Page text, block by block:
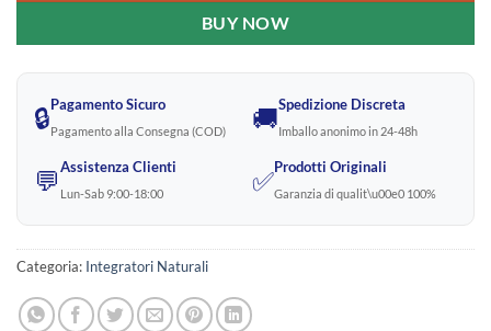
BUY NOW
🔒Pagamento Sicuro
Pagamento alla Consegna (COD) 🚚Spedizione Discreta
Imballo anonimo in 24-48h
💬Assistenza Clienti
Lun-Sab 9:00-18:00 ✅Prodotti Originali
Garanzia di qualit\u00e0 100%
Categoria: Integratori Naturali